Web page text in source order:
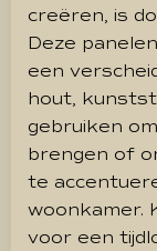
creëren, is
Deze
een
hout,
gebruiken
brengen of
te
woonkamer.
voor een